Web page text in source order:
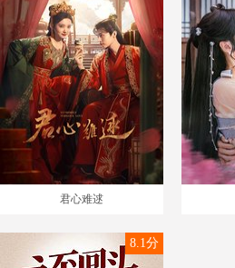
君心难逑
8.1分